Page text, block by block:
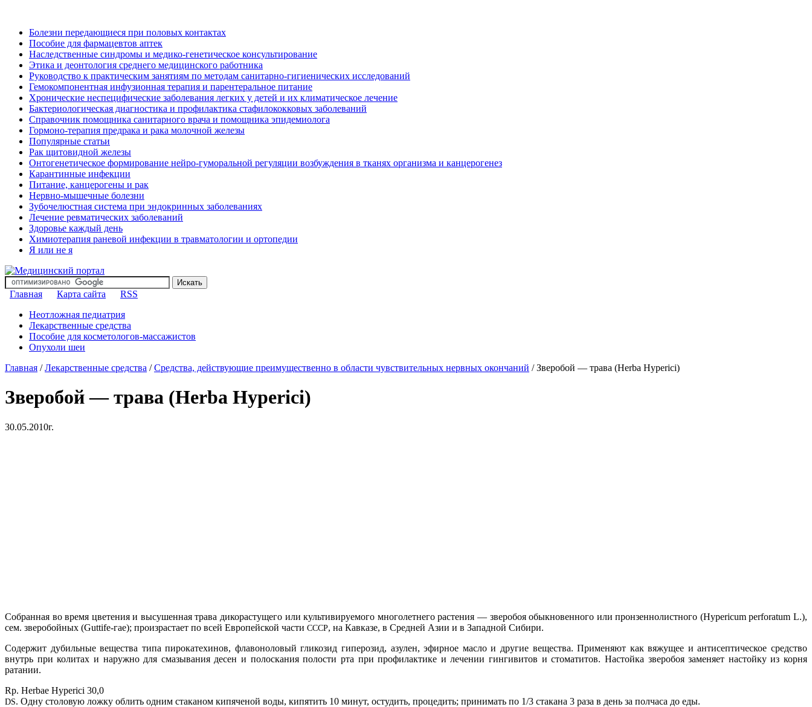
Болезни передающиеся при половых контактах
Пособие для фармацевтов аптек
Наследственные синдромы и медико-генетическое консультирование
Этика и деонтология среднего медицинского работника
Руководство к практическим занятиям по методам санитарно-гигиенических исследований
Гемокомпонентная инфузионная терапия и парентеральное питание
Хронические неспецифические заболевания легких у детей и их климатическое лечение
Бактериологическая диагностика и профилактика стафилококковых заболеваний
Справочник помощника санитарного врача и помощника эпидемиолога
Гормоно-терапия предрака и рака молочной железы
Популярные статьи
Рак щитовидной железы
Онтогенетическое формирование нейро-гуморальной регуляции возбуждения в тканях организма и канцерогенез
Карантинные инфекции
Питание, канцерогены и рак
Нервно-мышечные болезни
Зубочелюстная система при эндокринных заболеваниях
Лечение ревматических заболеваний
Здоровье каждый день
Химиотерапия раневой инфекции в травматологии и ортопедии
Я или не я
Главная Карта сайта
RSS
Неотложная педиатрия
Лекарственные средства
Пособие для косметологов-массажистов
Опухоли шеи
Главная /Лекарственные средства /Средства, действующие преимущественно в области чувствительных нервных окончаний /Зверобой — трава (Herba Hyperici)
Зверобой — трава (Herba Hyperici)
30.05.2010г.
Собранная во время цветения и высушенная трава дикорастущего или культивируемого многолетнего растения — зверобоя обыкновенного или пронзеннолистного (Hypericum perforatum L.),
сем. зверобойных (Guttife-гае); произрастает по всей Европейской части СССР, на Кавказе, в Средней Азии и в Западной Сибири.
Содержит дубильные вещества типа пирокатехинов, флавоноловый гликозид гиперозид, азулен, эфирное масло и другие вещества. Применяют как вяжущее и антисептическое средство
внутрь при колитах и наружно для смазывания десен и полоскания полости рта при профилактике и лечении гингивитов и стоматитов. Настойка зверобоя заменяет настойку из корня
ратании.
Rp. Herbae Hyperici 30,0
DS. Одну столовую ложку облить одним стаканом кипяченой воды, кипятить 10 минут, остудить, процедить; принимать по 1/3 стакана 3 раза в день за полчаса до еды.